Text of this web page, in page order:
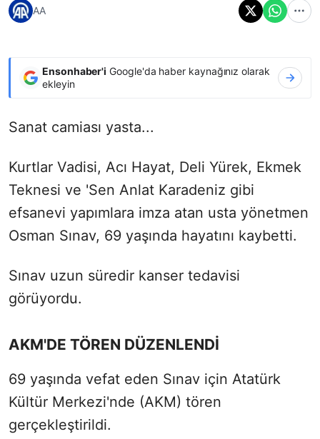
AA
Ensonhaber'i Google'da haber kaynağınız olarak
ekleyin
Sanat camiası yasta...
Kurtlar Vadisi, Acı Hayat, Deli Yürek, Ekmek
Teknesi ve 'Sen Anlat Karadeniz gibi
efsanevi yapımlara imza atan usta yönetmen
Osman Sınav, 69 yaşında hayatını kaybetti.
Sınav uzun süredir kanser tedavisi
görüyordu.
AKM'DE TÖREN DÜZENLENDİ
69 yaşında vefat eden Sınav için Atatürk
Kültür Merkezi'nde (AKM) tören
gerçekleştirildi.